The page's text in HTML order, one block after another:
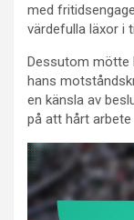
med
värdefulla läxor i
Dessutom mötte
hans
en känsla av
på att hårt